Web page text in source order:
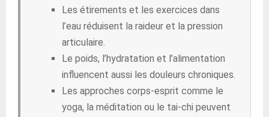
Les étirements et les exercices dans
l’eau réduisent la raideur et la pression
articulaire.
Le poids, l’hydratation et l’alimentation
influencent aussi les douleurs chroniques.
Les approches corps-esprit comme le
yoga, la méditation ou le tai-chi peuvent